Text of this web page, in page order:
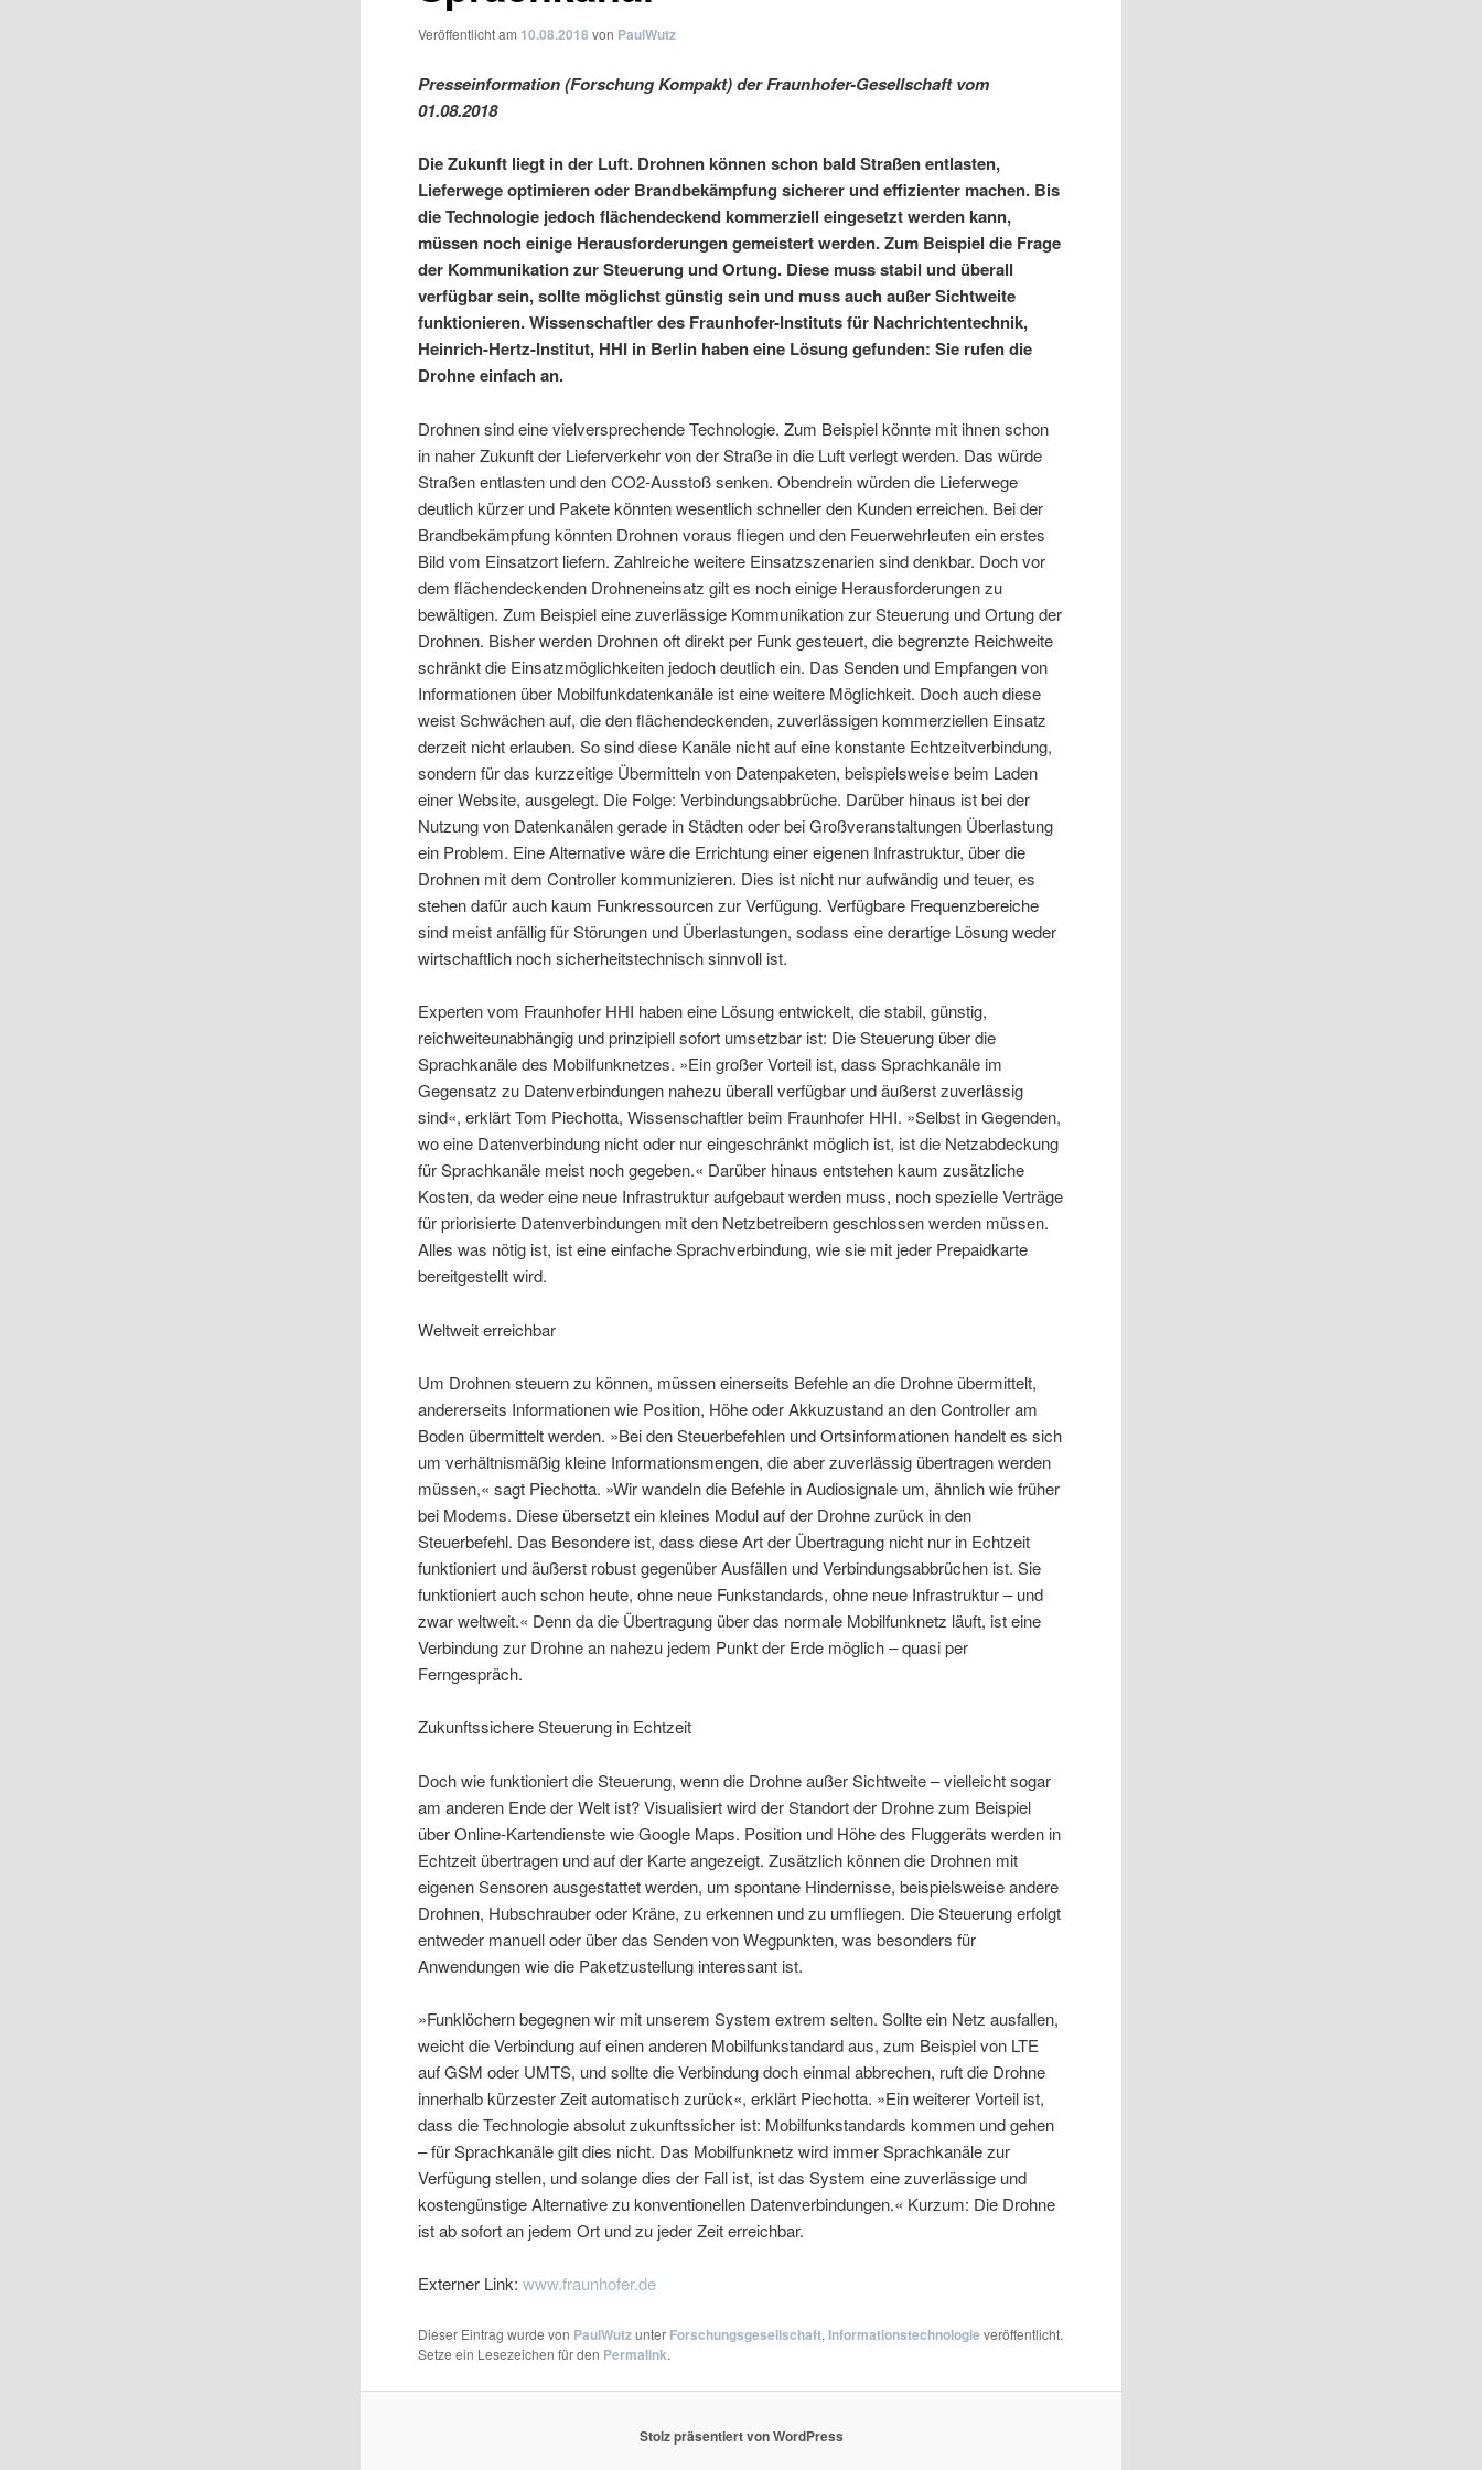
Veröffentlicht am 10.08.2018 von PaulWutz
Presseinformation (Forschung Kompakt) der Fraunhofer-Gesellschaft vom
01.08.2018
Die Zukunft liegt in der Luft. Drohnen können schon bald Straßen entlasten,
Lieferwege optimieren oder Brandbekämpfung sicherer und effizienter machen. Bis
die Technologie jedoch flächendeckend kommerziell eingesetzt werden kann,
müssen noch einige Herausforderungen gemeistert werden. Zum Beispiel die Frage
der Kommunikation zur Steuerung und Ortung. Diese muss stabil und überall
verfügbar sein, sollte möglichst günstig sein und muss auch außer Sichtweite
funktionieren. Wissenschaftler des Fraunhofer-Instituts für Nachrichtentechnik,
Heinrich-Hertz-Institut, HHI in Berlin haben eine Lösung gefunden: Sie rufen die
Drohne einfach an.
Drohnen sind eine vielversprechende Technologie. Zum Beispiel könnte mit ihnen schon
in naher Zukunft der Lieferverkehr von der Straße in die Luft verlegt werden. Das würde
Straßen entlasten und den CO2-Ausstoß senken. Obendrein würden die Lieferwege
deutlich kürzer und Pakete könnten wesentlich schneller den Kunden erreichen. Bei der
Brandbekämpfung könnten Drohnen voraus fliegen und den Feuerwehrleuten ein erstes
Bild vom Einsatzort liefern. Zahlreiche weitere Einsatzszenarien sind denkbar. Doch vor
dem flächendeckenden Drohneneinsatz gilt es noch einige Herausforderungen zu
bewältigen. Zum Beispiel eine zuverlässige Kommunikation zur Steuerung und Ortung der
Drohnen. Bisher werden Drohnen oft direkt per Funk gesteuert, die begrenzte Reichweite
schränkt die Einsatzmöglichkeiten jedoch deutlich ein. Das Senden und Empfangen von
Informationen über Mobilfunkdatenkanäle ist eine weitere Möglichkeit. Doch auch diese
weist Schwächen auf, die den flächendeckenden, zuverlässigen kommerziellen Einsatz
derzeit nicht erlauben. So sind diese Kanäle nicht auf eine konstante Echtzeitverbindung,
sondern für das kurzzeitige Übermitteln von Datenpaketen, beispielsweise beim Laden
einer Website, ausgelegt. Die Folge: Verbindungsabbrüche. Darüber hinaus ist bei der
Nutzung von Datenkanälen gerade in Städten oder bei Großveranstaltungen Überlastung
ein Problem. Eine Alternative wäre die Errichtung einer eigenen Infrastruktur, über die
Drohnen mit dem Controller kommunizieren. Dies ist nicht nur aufwändig und teuer, es
stehen dafür auch kaum Funkressourcen zur Verfügung. Verfügbare Frequenzbereiche
sind meist anfällig für Störungen und Überlastungen, sodass eine derartige Lösung weder
wirtschaftlich noch sicherheitstechnisch sinnvoll ist.
Experten vom Fraunhofer HHI haben eine Lösung entwickelt, die stabil, günstig,
reichweiteunabhängig und prinzipiell sofort umsetzbar ist: Die Steuerung über die
Sprachkanäle des Mobilfunknetzes. »Ein großer Vorteil ist, dass Sprachkanäle im
Gegensatz zu Datenverbindungen nahezu überall verfügbar und äußerst zuverlässig
sind«, erklärt Tom Piechotta, Wissenschaftler beim Fraunhofer HHI. »Selbst in Gegenden,
wo eine Datenverbindung nicht oder nur eingeschränkt möglich ist, ist die Netzabdeckung
für Sprachkanäle meist noch gegeben.« Darüber hinaus entstehen kaum zusätzliche
Kosten, da weder eine neue Infrastruktur aufgebaut werden muss, noch spezielle Verträge
für priorisierte Datenverbindungen mit den Netzbetreibern geschlossen werden müssen.
Alles was nötig ist, ist eine einfache Sprachverbindung, wie sie mit jeder Prepaidkarte
bereitgestellt wird.
Weltweit erreichbar
Um Drohnen steuern zu können, müssen einerseits Befehle an die Drohne übermittelt,
andererseits Informationen wie Position, Höhe oder Akkuzustand an den Controller am
Boden übermittelt werden. »Bei den Steuerbefehlen und Ortsinformationen handelt es sich
um verhältnismäßig kleine Informationsmengen, die aber zuverlässig übertragen werden
müssen,« sagt Piechotta. »Wir wandeln die Befehle in Audiosignale um, ähnlich wie früher
bei Modems. Diese übersetzt ein kleines Modul auf der Drohne zurück in den
Steuerbefehl. Das Besondere ist, dass diese Art der Übertragung nicht nur in Echtzeit
funktioniert und äußerst robust gegenüber Ausfällen und Verbindungsabbrüchen ist. Sie
funktioniert auch schon heute, ohne neue Funkstandards, ohne neue Infrastruktur – und
zwar weltweit.« Denn da die Übertragung über das normale Mobilfunknetz läuft, ist eine
Verbindung zur Drohne an nahezu jedem Punkt der Erde möglich – quasi per
Ferngespräch.
Zukunftssichere Steuerung in Echtzeit
Doch wie funktioniert die Steuerung, wenn die Drohne außer Sichtweite – vielleicht sogar
am anderen Ende der Welt ist? Visualisiert wird der Standort der Drohne zum Beispiel
über Online-Kartendienste wie Google Maps. Position und Höhe des Fluggeräts werden in
Echtzeit übertragen und auf der Karte angezeigt. Zusätzlich können die Drohnen mit
eigenen Sensoren ausgestattet werden, um spontane Hindernisse, beispielsweise andere
Drohnen, Hubschrauber oder Kräne, zu erkennen und zu umfliegen. Die Steuerung erfolgt
entweder manuell oder über das Senden von Wegpunkten, was besonders für
Anwendungen wie die Paketzustellung interessant ist.
»Funklöchern begegnen wir mit unserem System extrem selten. Sollte ein Netz ausfallen,
weicht die Verbindung auf einen anderen Mobilfunkstandard aus, zum Beispiel von LTE
auf GSM oder UMTS, und sollte die Verbindung doch einmal abbrechen, ruft die Drohne
innerhalb kürzester Zeit automatisch zurück«, erklärt Piechotta. »Ein weiterer Vorteil ist,
dass die Technologie absolut zukunftssicher ist: Mobilfunkstandards kommen und gehen
– für Sprachkanäle gilt dies nicht. Das Mobilfunknetz wird immer Sprachkanäle zur
Verfügung stellen, und solange dies der Fall ist, ist das System eine zuverlässige und
kostengünstige Alternative zu konventionellen Datenverbindungen.« Kurzum: Die Drohne
ist ab sofort an jedem Ort und zu jeder Zeit erreichbar.
Externer Link:www.fraunhofer.de
Dieser Eintrag wurde von PaulWutzunter Forschungsgesellschaft, Informationstechnologie veröffentlicht.
Setze ein Lesezeichen für den Permalink.
Stolz präsentiert von WordPress